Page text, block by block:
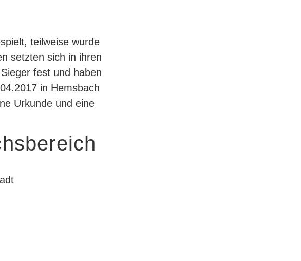
teilweise wurde
setzten sich in ihren
fest und haben
in Hemsbach
Urkunde und eine